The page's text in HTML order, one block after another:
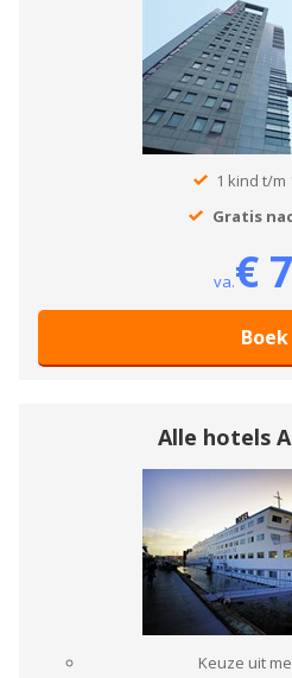
1 kind t/m
Gratis
va.€
Alle hotels
Keuze uit